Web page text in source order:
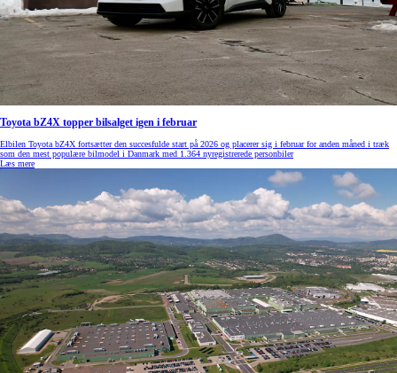
Toyota bZ4X topper bilsalget igen i februar
Elbilen Toyota bZ4X fortsætter den succesfulde start på 2026 og placerer sig i februar for anden måned i træk
som den mest populære bilmodel i Danmark med 1.364 nyregistrerede personbiler
Læs mere